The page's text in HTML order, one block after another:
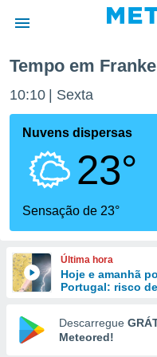
da
foi
fornecidas
a este
das
e
forma
digital
Tempo em
10:10 Sexta
Nuvens dispersas
23°
Sensação de 23°
Última hora
Hoje e amanhã
Portugal: risco
Descarregue
Meteored!